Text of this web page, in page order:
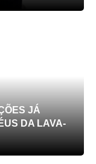
JÁ
DA LAVA-